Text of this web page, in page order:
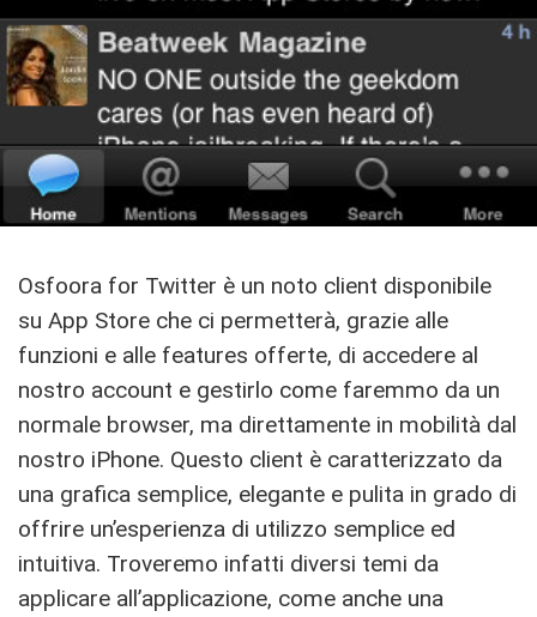
Osfoora for Twitter è un noto client disponibile
su App Store che ci permetterà, grazie alle
funzioni e alle features offerte, di accedere al
nostro account e gestirlo come faremmo da un
normale browser, ma direttamente in mobilità dal
nostro iPhone. Questo client è caratterizzato da
una grafica semplice, elegante e pulita in grado di
offrire un’esperienza di utilizzo semplice ed
intuitiva. Troveremo infatti diversi temi da
applicare all’applicazione, come anche una